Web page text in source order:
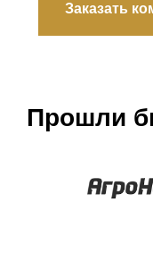
Заказать
Прошли